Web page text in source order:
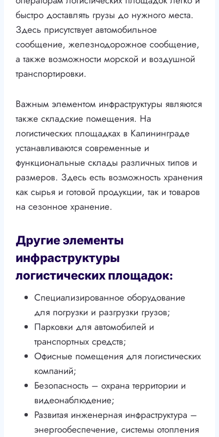
быстро доставлять грузы до нужного места.
Здесь присутствует автомобильное
сообщение, железнодорожное сообщение,
а также возможности морской и воздушной
транспортировки.
Важным элементом инфраструктуры являются
также складские помещения. На
логистических площадках в Калининграде
устанавливаются современные и
функциональные склады различных типов и
размеров. Здесь есть возможность хранения
как сырья и готовой продукции, так и товаров
на сезонное хранение.
Другие элементы
инфраструктуры
логистических площадок:
Специализированное оборудование
для погрузки и разгрузки грузов;
Парковки для автомобилей и
транспортных средств;
Офисные помещения для логистических
компаний;
Безопасность – охрана территории и
видеонаблюдение;
Развитая инженерная инфраструктура –
энергообеспечение, системы отопления